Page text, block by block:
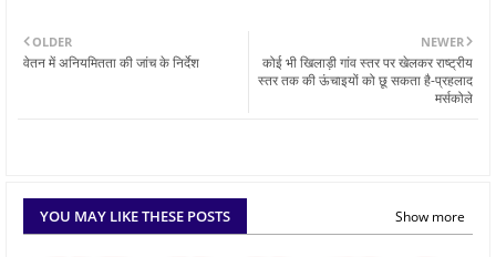
NEWER
कोई भी खिलाड़ी गांव स्तर पर खेलकर राष्ट्रीय
स्तर तक की ऊंचाइयों को छू सकता है-प्रहलाद
मर्सकोले
OLDER
वेतन में अनियमितता की जांच के निर्देश
YOU MAY LIKE THESE POSTS Show more